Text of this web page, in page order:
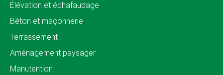
Élévation et échafaudage
Béton et maçonnerie
Terrassement
Aménagement paysager
Manutention